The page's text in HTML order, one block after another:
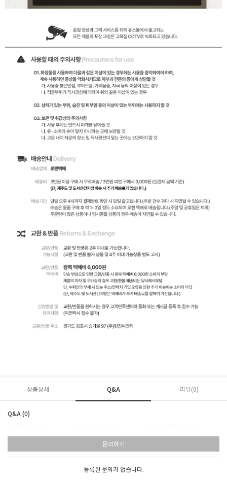
상품상세 Q&A 리뷰(0)
Q&A (0)
문의하기
등록된 문의가 없습니다.